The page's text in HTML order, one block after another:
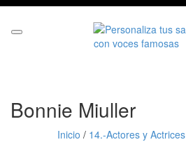
Bonnie Miuller
Inicio / 14.-Actores y Actrices